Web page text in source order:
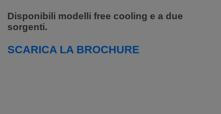
Disponibili modelli free cooling e a due
sorgenti.
SCARICA LA BROCHURE